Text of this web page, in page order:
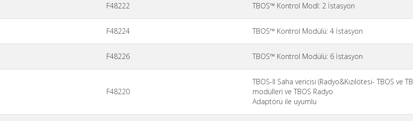
F48222 TBOS™ Kontrol Modl: 2 İstasyon
F48224 TBOS™ Kontrol Modülü: 4 İstasyon
F48226 TBOS™ Kontrol Modülü: 6 İstasyon
F48220
TBOS-II Saha vericisi (Radyo&Kızılötesi- TBOS ve
modülleri ve TBOS Radyo
Adaptörü ile uyumlu